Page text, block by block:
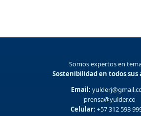
Somos expertos en
Sostenibilidad en todos sus
Email:
prensa@yulder.co
Celular: +57 312 593